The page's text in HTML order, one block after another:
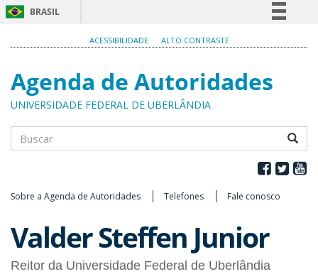
BRASIL
Participe
Acesso à informação
ACESSIBILIDADE ALTO CONTRASTE
Agenda de Autoridades
UNIVERSIDADE FEDERAL DE UBERLÂNDIA
Sobre a Agenda de Autoridades Telefones Fale conosco
Valder Steffen Junior
Reitor da Universidade Federal de Uberlândia